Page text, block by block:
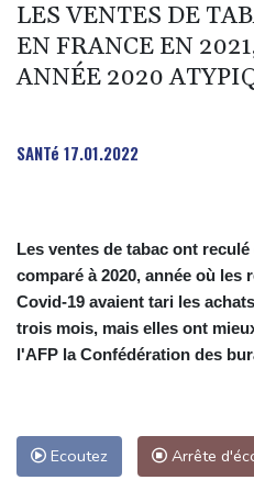
condamné à la prison à
Corse: le FLNC rejette la
les "envahisseurs" venant vivre
Après cinq mois de guerre,
LES VENTES DE
EN FRANCE EN
ANNÉE 2020
SANTé 17.01.2022
Les ventes de tabac ont
comparé à 2020, année où
Covid-19 avaient tari les
trois mois, mais elles ont
l'AFP la Confédération des
Ecoutez Arrête